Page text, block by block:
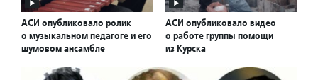
АСИ опубликовало ролик
о музыкальном педагоге и его
шумовом ансамбле
АСИ опубликовало видео
о работе группы помощи
из Курска